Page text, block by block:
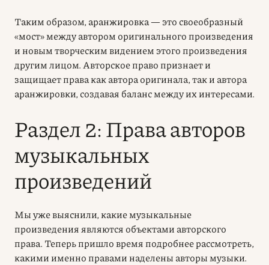
Таким образом, аранжировка — это своеобразный
«мост» между автором оригинального произведения
и новым творческим видением этого произведения
другим лицом. Авторское правопризнает и
защищает права как автора оригинала, так и автора
аранжировки, создавая баланс между их интересами.
Раздел 2: Права авторов
музыкальных
произведений
Мы уже выяснили, какие музыкальные
произведения являются объектами авторского
права. Теперь пришло время подробнее рассмотреть,
какими именно правами наделены авторы музыки.